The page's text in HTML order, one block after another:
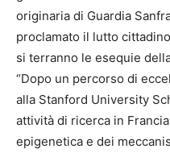
originaria di Guardia
proclamato il lutto
si terranno le esequie
“Dopo un percorso di
alla Stanford University
attività di ricerca in
epigenetica e dei